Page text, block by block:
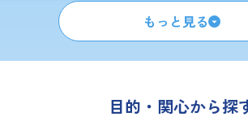
もっと見る
目的・関心から探